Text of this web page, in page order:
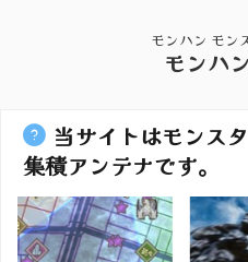
モンハン モン
モンハ
当サイトはモンス
集積アンテナです。